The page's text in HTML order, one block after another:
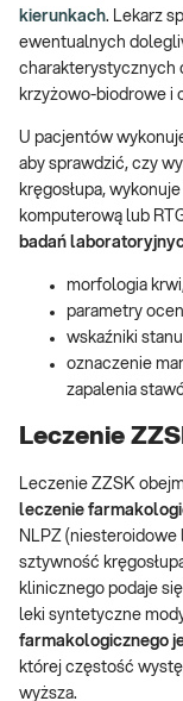
kierunkach. Lekarz
ewentualnych
charakterystycznych
krzyżowo-biodrowe i
U pacjentów
aby sprawdzić, czy
kręgosłupa,
komputerową lub
badań
morfologia
parametry
wskaźniki
oznaczenie
zapalenia
Leczenie
Leczenie ZZSK
leczenie
NLPZ (niesteroidowe
sztywność
klinicznego podaje
leki syntetyczne
farmakologicznego
której częstość
wyższa.